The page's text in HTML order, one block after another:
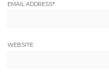
EMAIL ADDRESS*
WEBSITE